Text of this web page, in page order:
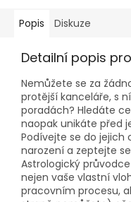
Popis Diskuze
Detailní popis
Nemůžete se za
protější kanceláře, s
poradách? Hledáte
naopak unikáte před
Podívejte se do jejich
narození a zeptejte
Astrologický
nejen vaše vlastní
pracovním procesu,